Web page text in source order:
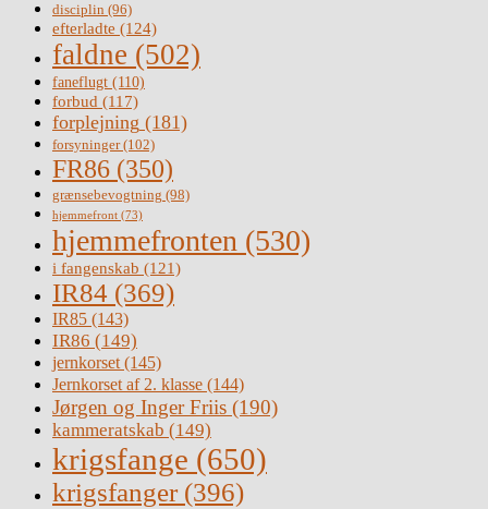
disciplin (96)
efterladte (124)
faldne (502)
faneflugt (110)
forbud (117)
forplejning (181)
forsyninger(102)
FR86 (350)
grænsebevogtning (98)
hjemmefront (73)
hjemmefronten (530)
i fangenskab (121)
IR84 (369)
IR85 (143)
IR86 (149)
jernkorset(145)
Jernkorset af 2. klasse (144)
Jørgen og Inger Friis (190)
kammeratskab (149)
krigsfange (650)
krigsfanger (396)